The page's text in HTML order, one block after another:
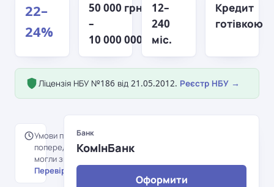
22–
24%
50 000 грн
–
10 000 000 грн
12–
240
міс.
Кредит
готівкою
Ліцензія НБУ №186 від 21.05.2012. Реєстр НБУ →
Умови перенесені з
попередньої версії порталу й
могли змінитися.
Перевірити на сайті банку →
Банк
КомІнБанк
Оформити